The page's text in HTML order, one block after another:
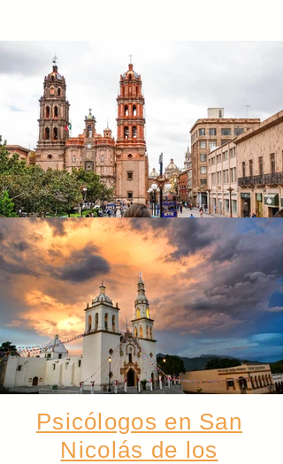
Psicólogos en San
Nicolás de los